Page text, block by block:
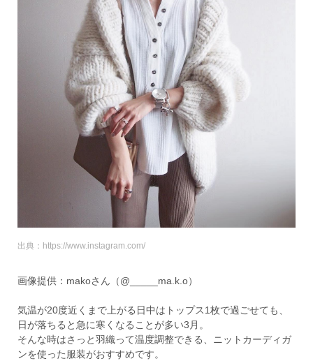
出典：https://www.instagram.com/
画像提供：makoさん（@_____ma.k.o）
気温が20度近くまで上がる日中はトップス1枚で過ごせても、
日が落ちると急に寒くなることが多い3月。
そんな時はさっと羽織って温度調整できる、ニットカーディガ
ンを使った服装がおすすめです。